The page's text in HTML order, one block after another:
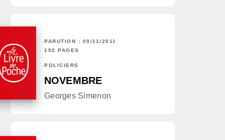
PARUTION : 09/11/2011
192 PAGES
POLICIERS
NOVEMBRE
Georges Simenon